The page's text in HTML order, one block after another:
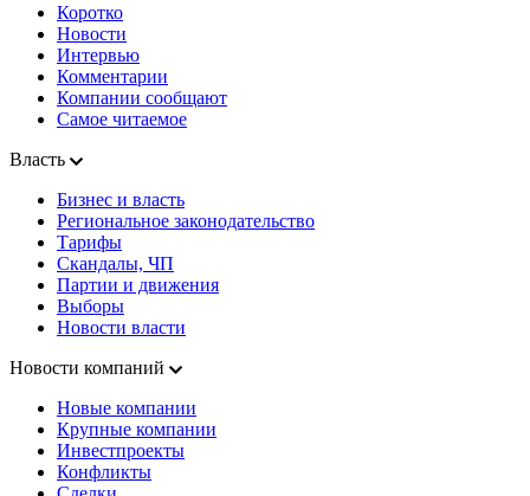
Коротко
Новости
Интервью
Комментарии
Компании сообщают
Самое читаемое
Власть
Бизнес и власть
Региональное законодательство
Тарифы
Скандалы, ЧП
Партии и движения
Выборы
Новости власти
Новости компаний
Новые компании
Крупные компании
Инвестпроекты
Конфликты